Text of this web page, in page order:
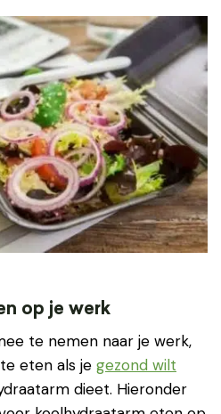
op je werk
te nemen naar je werk,
eten als je gezond wilt
dieet. Hieronder